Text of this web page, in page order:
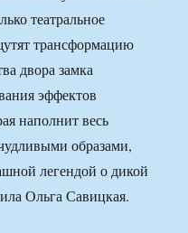
театральное
трансформацию
двора замка
эффектов
наполнит весь
образами,
легендой о дикой
Ольга Савицкая.